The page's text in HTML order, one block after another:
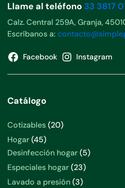
Llame al teléfono 33 3817
Calz. Central 259A, Granja,
Escríbanos a:
Facebook Instagram
Catálogo
Cotizables 2020
Hogar 4545
productos
Desinfección hogar 55
Especiales hogar 2323
productos
Lavado a presión 33